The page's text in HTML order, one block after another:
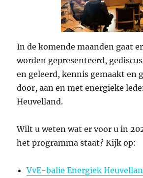
In de komende maanden gaat
worden gepresenteerd,
en geleerd, kennis gemaakt en
door, aan en met energieke
Heuvelland.
Wilt u weten wat er voor u in
het programma staat? Kijk op:
VvE-balie Energiek